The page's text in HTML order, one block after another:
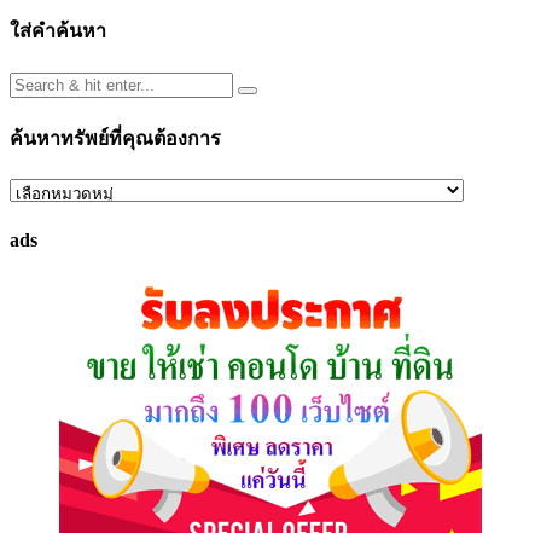
ใส่คำค้นหา
ค้นหาทรัพย์ที่คุณต้องการ
ค้นหา
ที่
ads